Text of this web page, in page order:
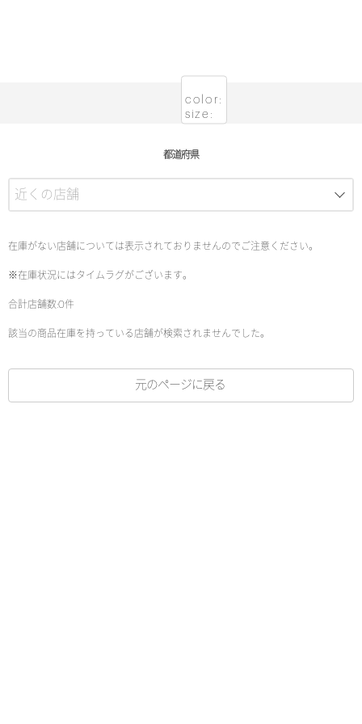
color:
size:
都道府県
在庫がない店舗については表示されておりませんのでご注意ください。
※在庫状況にはタイムラグがございます。
合計店舗数:0件
該当の商品在庫を持っている店舗が検索されませんでした。
元のページに戻る